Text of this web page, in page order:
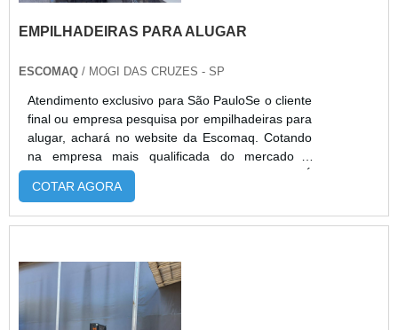
EMPILHADEIRAS PARA ALUGAR
ESCOMAQ / MOGI DAS CRUZES - SP
Atendimento exclusivo para São PauloSe o cliente
final ou empresa pesquisa por empilhadeiras para
alugar, achará no website da Escomaq. Cotando
na empresa mais qualificada do mercado e
achando a melhor referência em qualidade.É
importante lembrar que o serviço deve sempre
segmento. Esse tipo de cuidado ajuda a garantir a
evitar prejuízos com imprev...
COTAR AGORA